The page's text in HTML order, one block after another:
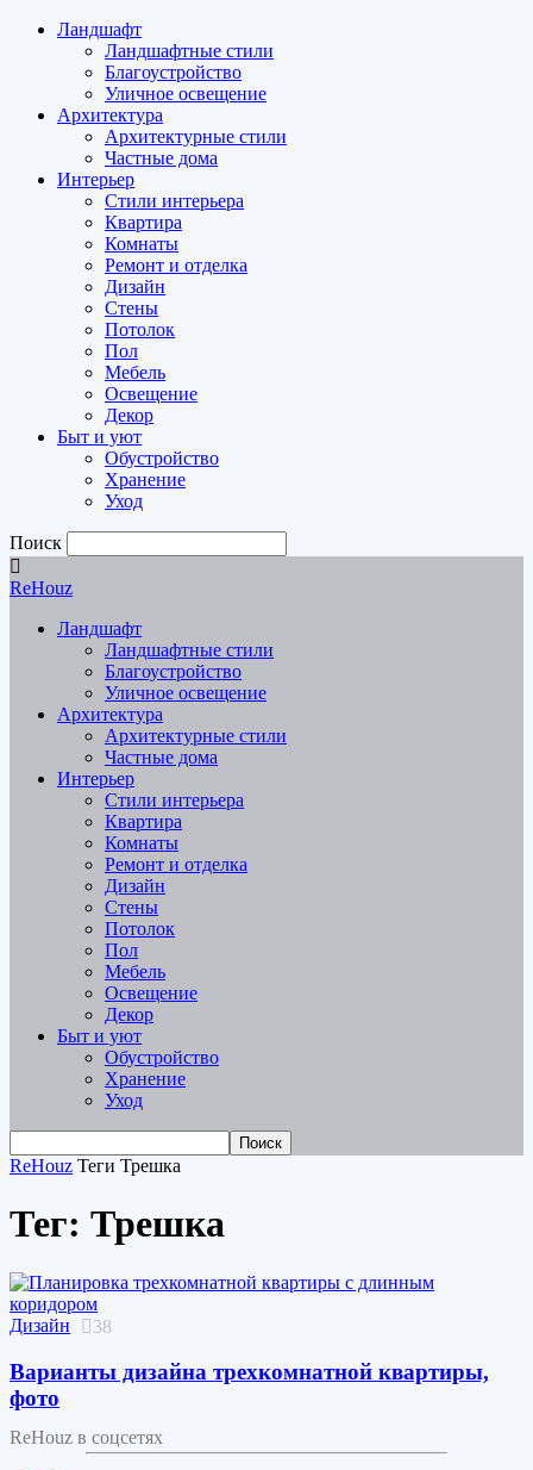
Ландшафт
Ландшафтные стили
Благоустройство
Уличное освещение
Архитектура
Архитектурные стили
Частные дома
Интерьер
Стили интерьера
Квартира
Комнаты
Ремонт и отделка
Дизайн
Стены
Потолок
Пол
Мебель
Освещение
Декор
Быт и уют
Обустройство
Хранение
Уход
Поиск
ReHouz
Ландшафт
Ландшафтные стили
Благоустройство
Уличное освещение
Архитектура
Архитектурные стили
Частные дома
Интерьер
Стили интерьера
Квартира
Комнаты
Ремонт и отделка
Дизайн
Стены
Потолок
Пол
Мебель
Освещение
Декор
Быт и уют
Обустройство
Хранение
Уход
ReHouz Теги Трешка
Тег: Трешка
Дизайн 38
Варианты дизайна трехкомнатной квартиры,
фото
ReHouz в соцсетях